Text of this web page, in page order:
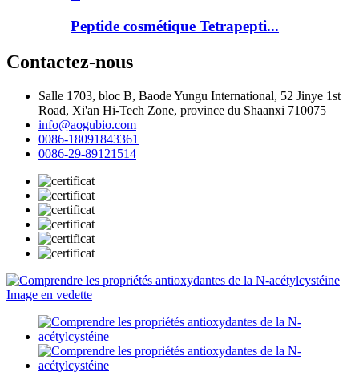
Peptide cosmétique Tetrapepti...
Contactez-nous
Salle 1703, bloc B, Baode Yungu International, 52 Jinye 1st
Road, Xi'an Hi-Tech Zone, province du Shaanxi 710075
info@aogubio.com
0086-18091843361
0086-29-89121514